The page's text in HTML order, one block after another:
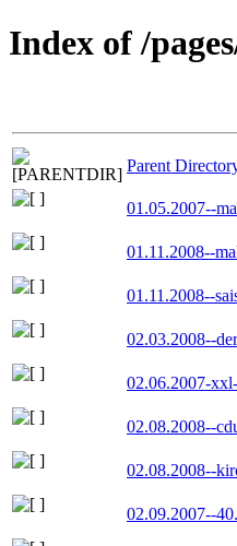
Index of /
Parent
01.05.2007--
01.11.2008--
01.11.2008--
02.03.2008--
02.06.2007-
02.08.2008--
02.08.2008--
02.09.2007--